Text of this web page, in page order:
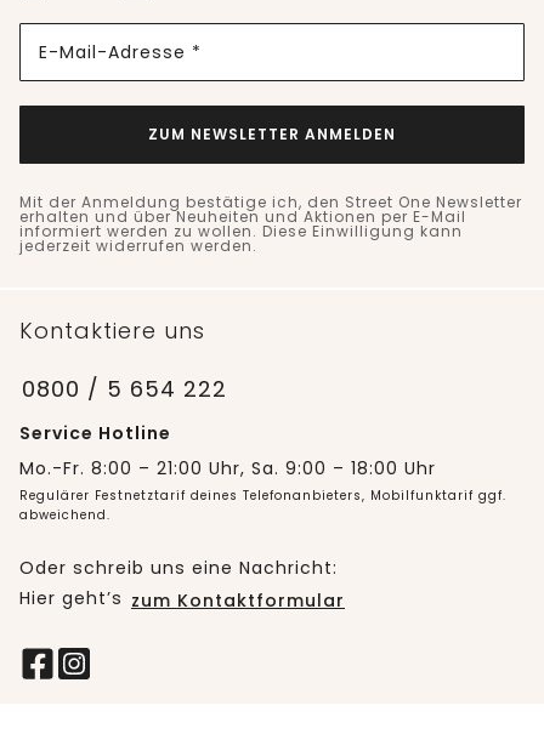
E-Mail-Adresse *
ZUM NEWSLETTER ANMELDEN
Mit der Anmeldung bestätige ich, den Street One Newsletter
erhalten und über Neuheiten und Aktionen per E-Mail
informiert werden zu wollen. Diese Einwilligung kann
jederzeit widerrufen werden.
Kontaktiere uns
0800 / 5 654 222
Service Hotline
Mo.-Fr. 8:00 – 21:00 Uhr, Sa. 9:00 – 18:00 Uhr
Regulärer Festnetztarif deines Telefonanbieters, Mobilfunktarif ggf.
abweichend.
Oder schreib uns eine Nachricht:
Hier geht’s zum Kontaktformular